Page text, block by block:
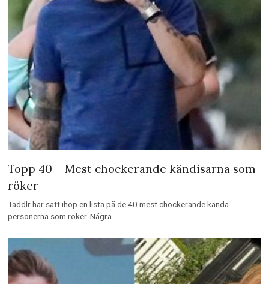
Topp 40 – Mest chockerande kändisarna som
röker
Taddlr har satt ihop en lista på de 40 mest chockerande kända
personerna som röker. Några